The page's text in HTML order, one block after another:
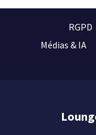
RGPD
Médias & IA